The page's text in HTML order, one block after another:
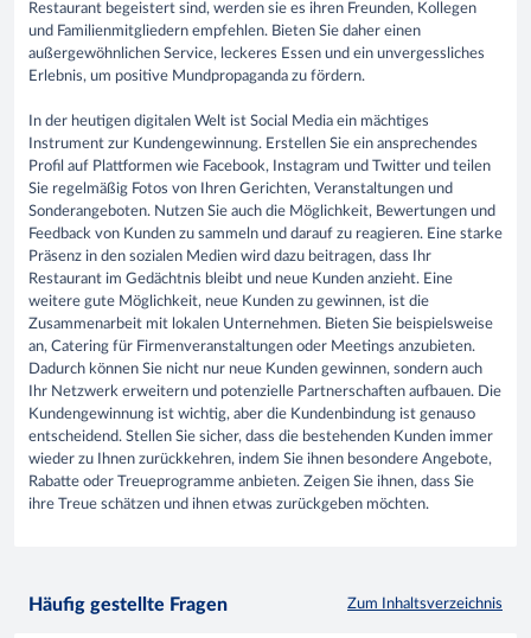
Restaurant begeistert sind, werden sie es ihren Freunden, Kollegen
und Familienmitgliedern empfehlen. Bieten Sie daher einen
außergewöhnlichen Service, leckeres Essen und ein unvergessliches
Erlebnis, um positive Mundpropaganda zu fördern.
In der heutigen digitalen Welt ist Social Media ein mächtiges
Instrument zur Kundengewinnung. Erstellen Sie ein ansprechendes
Profil auf Plattformen wie Facebook, Instagram und Twitter und teilen
Sie regelmäßig Fotos von Ihren Gerichten, Veranstaltungen und
Sonderangeboten. Nutzen Sie auch die Möglichkeit, Bewertungen und
Feedback von Kunden zu sammeln und darauf zu reagieren. Eine starke
Präsenz in den sozialen Medien wird dazu beitragen, dass Ihr
Restaurant im Gedächtnis bleibt und neue Kunden anzieht. Eine
weitere gute Möglichkeit, neue Kunden zu gewinnen, ist die
Zusammenarbeit mit lokalen Unternehmen. Bieten Sie beispielsweise
an, Catering für Firmenveranstaltungen oder Meetings anzubieten.
Dadurch können Sie nicht nur neue Kunden gewinnen, sondern auch
Ihr Netzwerk erweitern und potenzielle Partnerschaften aufbauen. Die
Kundengewinnung ist wichtig, aber die Kundenbindung ist genauso
entscheidend. Stellen Sie sicher, dass die bestehenden Kunden immer
wieder zu Ihnen zurückkehren, indem Sie ihnen besondere Angebote,
Rabatte oder Treueprogramme anbieten. Zeigen Sie ihnen, dass Sie
ihre Treue schätzen und ihnen etwas zurückgeben möchten.
Häufig gestellte Fragen Zum Inhaltsverzeichnis